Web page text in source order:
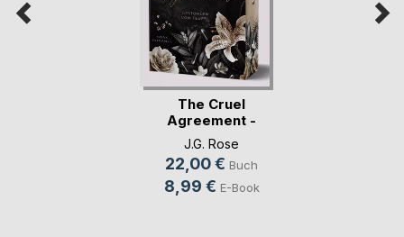
The Cruel
Agreement -
Gestohlen vo(...)
J.G. Rose
22,00 € Buch
8,99 € E-Book